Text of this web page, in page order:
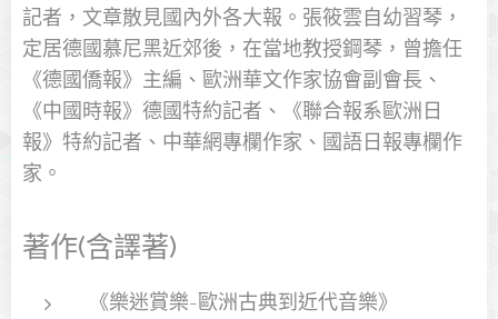
記者，文章散見國內外各大報。張筱雲自幼習琴，
定居德國慕尼黑近郊後，在當地教授鋼琴，曾擔任
《德國僑報》主編、歐洲華文作家協會副會長、
《中國時報》德國特約記者、《聯合報系歐洲日
報》特約記者、中華網專欄作家、國語日報專欄作
家。
著作(含譯著)
《樂迷賞樂-歐洲古典到近代音樂》